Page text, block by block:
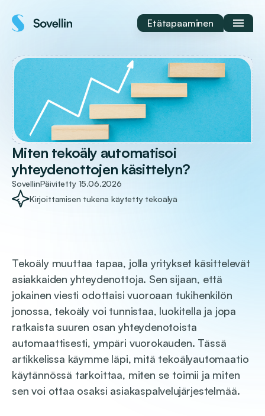
sisältöön
Etätapaaminen
Miten tekoäly automatisoi
yhteydenottojen käsittelyn?
SovellinPäivitetty 15.06.2026
Kirjoittamisen tukena käytetty tekoälyä
Tekoäly muuttaa tapaa, jolla yritykset käsittelevät
asiakkaiden yhteydenottoja. Sen sijaan, että
jokainen viesti odottaisi vuoroaan tukihenkilön
jonossa, tekoäly voi tunnistaa, luokitella ja jopa
ratkaista suuren osan yhteydenotoista
automaattisesti, ympäri vuorokauden. Tässä
artikkelissa käymme läpi, mitä tekoälyautomaatio
käytännössä tarkoittaa, miten se toimii ja miten
sen voi ottaa osaksi asiakaspalvelujärjestelmää.